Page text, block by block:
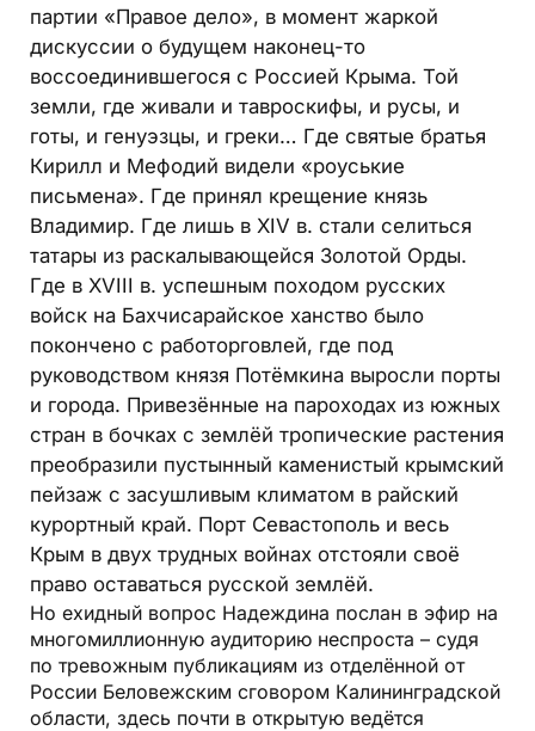
партии «Правое дело», в момент жаркой
дискуссии о будущем наконец-то
воссоединившегося с Россией Крыма. Той
земли, где живали и тавроскифы, и русы, и
готы, и генуэзцы, и греки… Где святые братья
Кирилл и Мефодий видели «роуськие
письмена». Где принял крещение князь
Владимир. Где лишь в ХIV в. стали селиться
татары из раскалывающейся Золотой Орды.
Где в ХVIII в. успешным походом русских
войск на Бахчисарайское ханство было
покончено с работорговлей, где под
руководством князя Потёмкина выросли порты
и города. Привезённые на пароходах из южных
стран в бочках с землёй тропические растения
преобразили пустынный каменистый крымский
пейзаж с засушливым климатом в райский
курортный край. Порт Севастополь и весь
Крым в двух трудных войнах отстояли своё
право оставаться русской землёй.
Но ехидный вопрос Надеждина послан в эфир на
многомиллионную аудиторию неспроста – судя
по тревожным публикациям из отделённой от
России Беловежским сговором Калининградской
области, здесь почти в открытую ведётся